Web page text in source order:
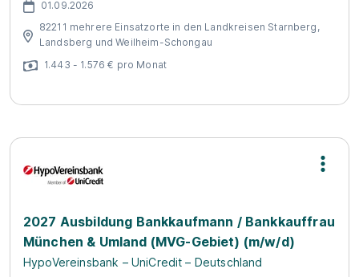
01.09.2026
82211 mehrere Einsatzorte in den Landkreisen Starnberg,
Landsberg und Weilheim-Schongau
1.443 - 1.576 € pro Monat
2027 Ausbildung Bankkaufmann / Bankkauffrau
München & Umland (MVG-Gebiet) (m/w/d)
HypoVereinsbank – UniCredit – Deutschland